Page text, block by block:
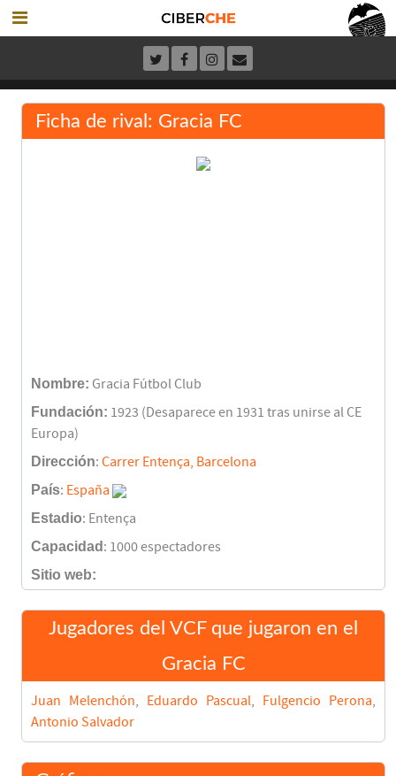
Ficha de rival: Gracia FC
Nombre: Gracia Fútbol Club
Fundación: 1923 (Desaparece en 1931 tras unirse al CE
Europa)
Dirección: Carrer Entença, Barcelona
País: España
Estadio: Entença
Capacidad : 1000 espectadores
Sitio web:
Jugadores del VCF que jugaron en el
Gracia FC
Juan Melenchón, Eduardo Pascual, Fulgencio Perona,
Antonio Salvador